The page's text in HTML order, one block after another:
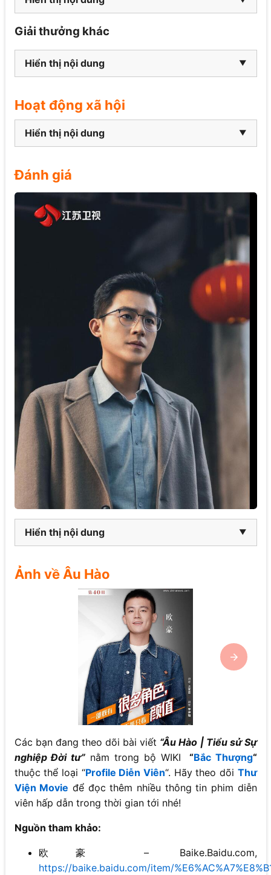
Giải thưởng khác
Hiển thị nội dung
Hoạt động xã hội
Hiển thị nội dung
Đánh giá
Hiển thị nội dung
Ảnh về Âu Hào
Các bạn đang theo dõi bài viết “Âu Hào | Tiểu sử Sự
nghiệp Đời tư” nằm trong bộ WIKI “Bắc Thượng“
thuộc thể loại “Profile Diễn Viên“. Hãy theo dõi Thư
Viện Movie để đọc thêm nhiều thông tin phim diễn
viên hấp dẫn trong thời gian tới nhé!
Nguồn tham khảo:
欧豪 – Baike.Baidu.com,
https://baike.baidu.com/item/